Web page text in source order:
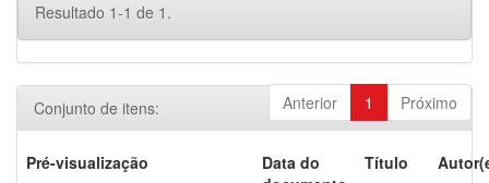
Resultado 1-1 de 1.
Anterior 1 Próximo
Conjunto de itens:
Pré-visualização
Data do
Título